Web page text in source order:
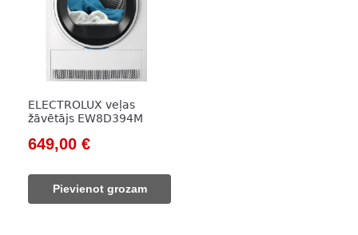
ELECTROLUX veļas
žāvētājs EW8D394M
Original
was:
981,00 €.
649,00 €Current
Pievienot grozam